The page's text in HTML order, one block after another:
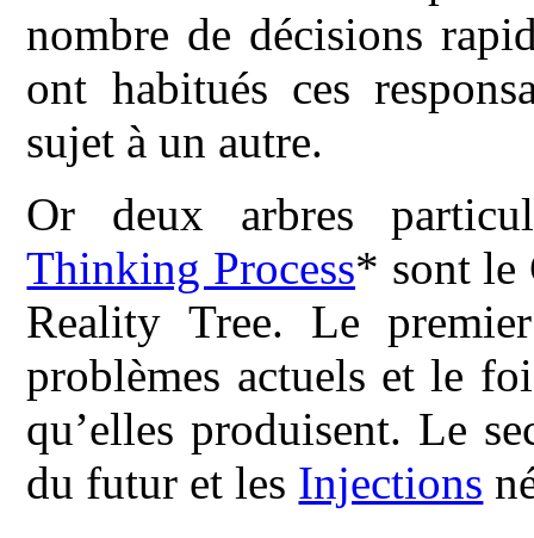
nombre de décisions
ont habitués ces
sujet à un autre.
Or deux arbres
Thinking Process* sont le
Reality Tree. Le
problèmes actuels et le
qu’elles produisent. Le
du futur et les Injections